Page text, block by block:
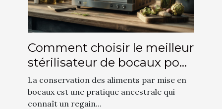
Comment choisir le meilleur
stérilisateur de bocaux pour
vos conserves
La conservation des aliments par mise en
bocaux est une pratique ancestrale qui
connaît un regain...